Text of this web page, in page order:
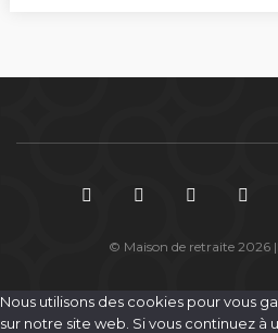
© Maison de retraite 2026 |
Nous utilisons des cookies pour vous
sur notre site web. Si vous continuez à